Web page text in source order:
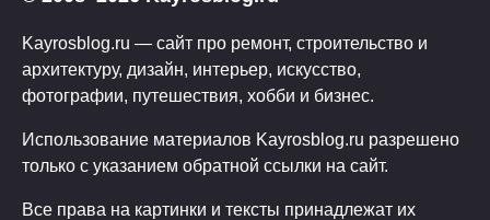
Kayrosblog.ru — сайт про ремонт, строительство и
архитектуру, дизайн, интерьер, искусство,
фотографии, путешествия, хобби и бизнес.
Использование материалов Kayrosblog.ru разрешено
только с указанием обратной ссылки на сайт.
Все права на картинки и тексты принадлежат их